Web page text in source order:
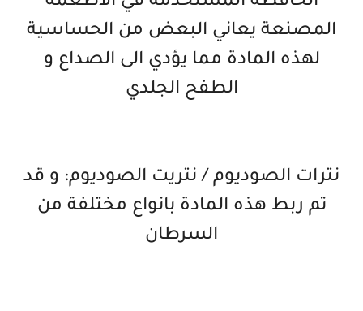
المصنعة يعاني البعض من الحساسية
لهذه المادة مما يؤدي الى الصداع و
الطفح الجلدي
نترات الصوديوم / نتريت الصوديوم: و قد
تم ربط هذه المادة بانواع مختلفة من
السرطان